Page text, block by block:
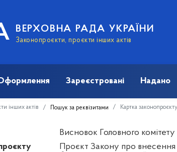
ВЕРХОВНА РАДА УКРАЇНИ
Законопроєкти, проєкти інших актів
Зареєстровані Надано
інших актів Пошук за реквізитами Картка
Висновок Головного
Проєкт Закону про внесення